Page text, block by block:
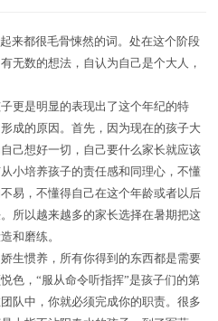
都很毛骨悚然的词。处在这个阶段
无数的想法，自认为自己是个大人，
是明显的表现出了这个年纪的特
成的原因。首先，因为现在的孩子大
己想好一切，自己要什么家长就应该
小培养孩子的责任感和同理心，不懂
易，不懂得自己在这个年龄或者以后
所以越来越多的家长选择在暑期把这
和磨练。
惯养，所有你得到的东西都是需要
色，“服从命令听指挥”是孩子们的第
队中，你就必须完成你的职责。很多